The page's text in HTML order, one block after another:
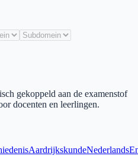
gekoppeld aan de examenstof
docenten en leerlingen.
AardrijkskundeNederlands